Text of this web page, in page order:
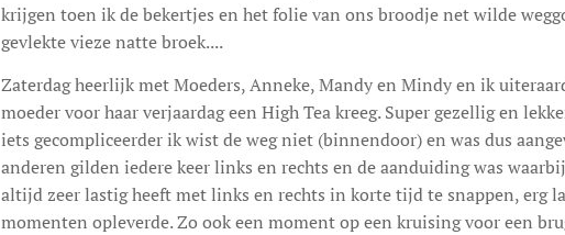
krijgen toen ik de bekertjes en het folie van ons broodje net wilde
gevlekte vieze natte broek....
Zaterdag heerlijk met Moeders, Anneke, Mandy en Mindy en ik
moeder voor haar verjaardag een High Tea kreeg. Super gezellig en
iets gecompliceerder ik wist de weg niet (binnendoor) en was dus
anderen gilden iedere keer links en rechts en de aanduiding was
altijd zeer lastig heeft met links en rechts in korte tijd te snappen, erg
momenten opleverde. Zo ook een moment op een kruising voor een